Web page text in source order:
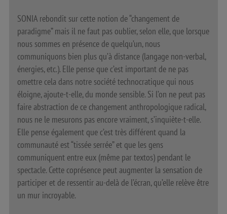
SONIA rebondit sur cette notion de “changement de
paradigme” mais il ne faut pas oublier, selon elle, que lorsque
nous sommes en présence de quelqu’un, nous
communiquons bien plus qu’à distance (langage non-verbal,
énergies, etc.). Elle pense que c’est important de ne pas
omettre cela dans notre société technocratique qui nous
éloigne, ajoute-t-elle, du monde sensible. Si l’on ne peut pas
faire abstraction de ce changement anthropologique radical,
nous ne le mesurons pas encore vraiment, s’inquiète-t-elle.
Elle pense également que c’est très différent quand la
communauté est “tissée serrée” et que les gens
communiquent entre eux (même par textos) pendant le
spectacle. Cette coprésence peut augmenter la sensation de
participer et de ressentir au-delà de l’écran, qu’elle relève être
un mur incroyable.